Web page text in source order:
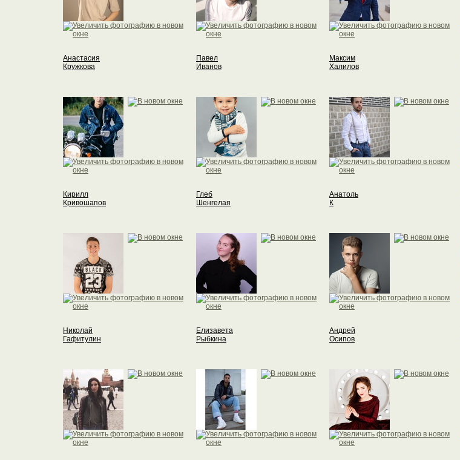
Анастасия
Кружкова
Павел
Иванов
Максим
Халилов
Кирилл
Кривошапов
Глеб
Шенгелая
Анатоль
К
Николай
Гафитулин
Елизавета
Рыбкина
Андрей
Осипов